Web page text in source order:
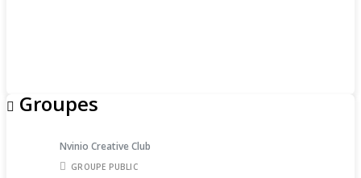
Groupes
Nvinio Creative Club
GROUPE PUBLIC